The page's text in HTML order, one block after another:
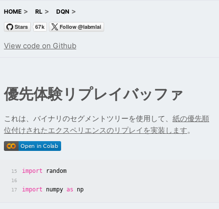
HOME RL DQN
View code on Github
優先体験リプレイバッファ
これは、バイナリのセグメントツリーを使用して、 紙の優先順
位付けされたエクスペリエンスのリプレイを実装します。
15 import random
16
17
import numpy as np